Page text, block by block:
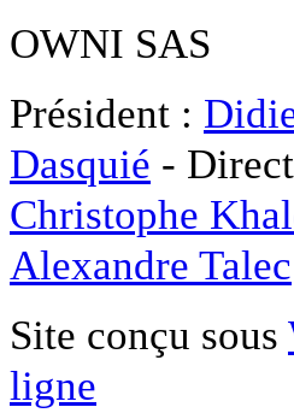
OWNI SAS
Président :
Dasquié -
Christophe
Alexandre Talec
Site conçu sous
ligne